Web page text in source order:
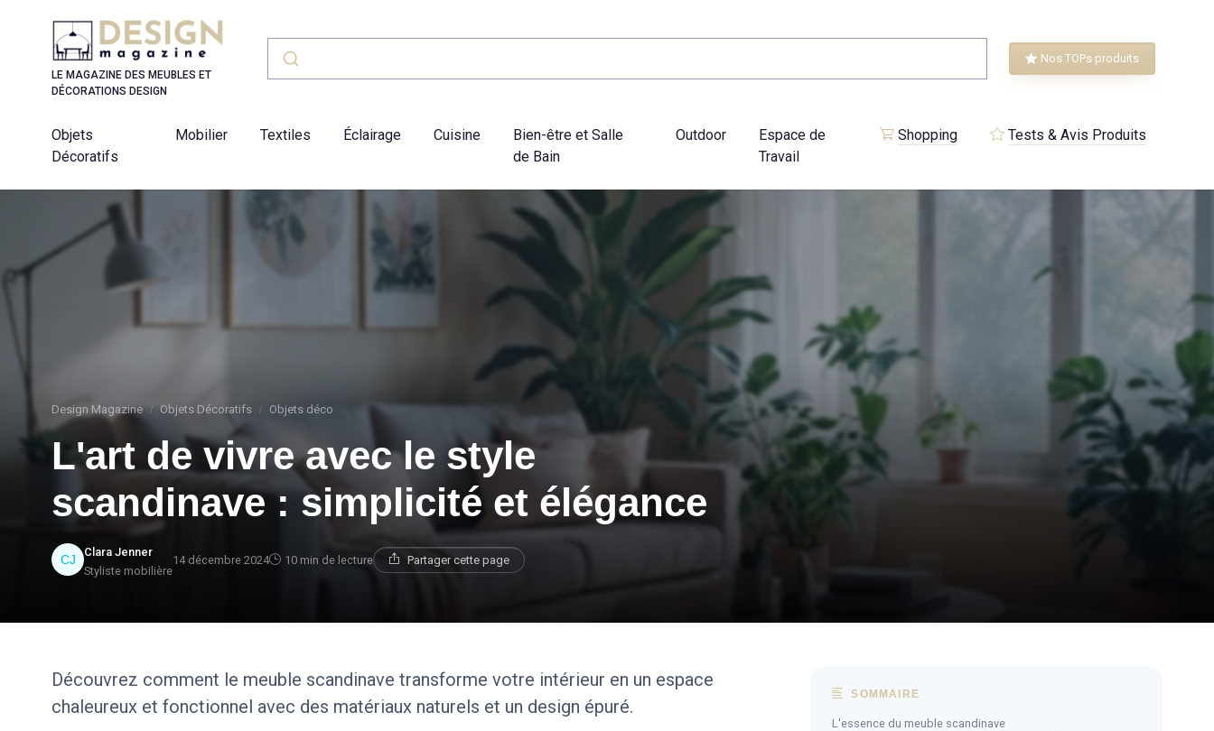
LE MAGAZINE DES MEUBLES ET
DÉCORATIONS DESIGN
Nos TOPs produits
Objets
Décoratifs
Mobilier Textiles Éclairage Cuisine
Bien-être et Salle
de Bain
Outdoor
Espace de
Travail
Shopping Tests & Avis Produits
Design Magazine Objets Décoratifs Objets déco
L'art de vivre avec le style
scandinave : simplicité et élégance
Clara Jenner
Styliste mobilière
14 décembre 2024 10 min de lecture Partager cette page
Découvrez comment le meuble scandinave transforme votre intérieur en un espace
chaleureux et fonctionnel avec des matériaux naturels et un design épuré.
SOMMAIRE
L'essence du meuble scandinave